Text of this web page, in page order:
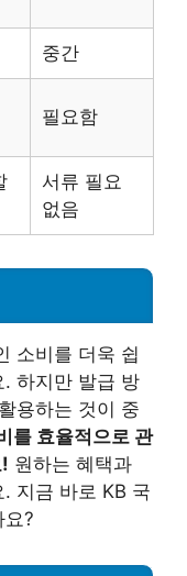
중간
필요함
서류 필요
없음
소비를 더욱 쉽
하지만 발급 방
용하는 것이 중
를 효율적으로 관
원하는 혜택과
지금 바로 KB 국
요?